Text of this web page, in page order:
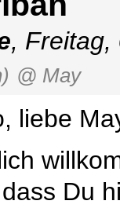
,
@ May
liebe
Du